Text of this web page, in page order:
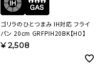
ゴリラのひとつまみ IH対応 フライ
パン 20cm GRFPIH20BK【HO】
¥2,508